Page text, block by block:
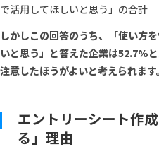
で活用してほしいと思う」の合計
しかしこの回答のうち、「使い方
いと思う」と答えた企業は52.7%
注意したほうがよいと考えられます。
エントリーシート作
る」理由